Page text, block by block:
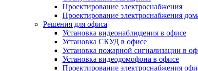
Проектирование электроснабжения
Проектирование электроснабжения
Решения для офиса
Установка видеонаблюдения в офисе
Установка СКУД в офисе
Установка пожарной сигнализации в
Установка видеодомофона в офисе
Проектирование электроснабжения